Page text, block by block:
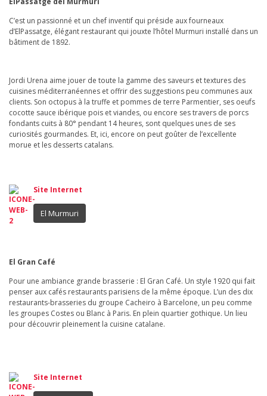
C’est un passionné et un chef inventif qui préside aux fourneaux
d’ElPassatge, élégant restaurant qui jouxte l’hôtel Murmuri installé dans un
bâtiment de 1892.
Jordi Urena aime jouer de toute la gamme des saveurs et textures des
cuisines méditerranéennes et offrir des suggestions peu communes aux
clients. Son octopus à la truffe et pommes de terre Parmentier, ses oeufs
cocotte sauce ibérique pois et viandes, ou encore ses travers de porcs
fondants cuits à 80° pendant 14 heures, sont quelques unes de ses
curiosités gourmandes. Et, ici, encore on peut goûter de l’excellente
morue et les desserts catalans.
Site Internet
El Murmuri
El Gran Café
Pour une ambiance grande brasserie : El Gran Café. Un style 1920 qui fait
penser aux cafés restaurants parisiens de la même époque. L’un des dix
restaurants-brasseries du groupe Cacheiro à Barcelone, un peu comme
les groupes Costes ou Blanc à Paris. En plein quartier gothique. Un lieu
pour découvrir pleinement la cuisine catalane.
Site Internet